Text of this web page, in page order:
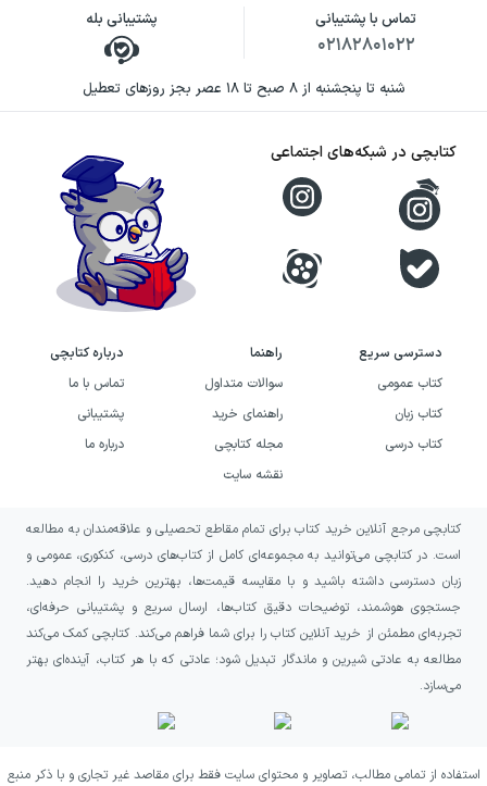
تماس با پشتیبانی
۰۲۱۸۲۸۰۱۰۲۲
پشتیبانی بله
شنبه تا پنجشنبه از ۸ صبح تا ۱۸ عصر بجز روزهای تعطیل
دسترسی سریع
کتاب عمومی
کتاب زبان
کتاب درسی
راهنما
سوالات متداول
راهنمای خرید
مجله کتابچی
نقشه سایت
درباره کتابچی
تماس با ما
پشتیبانی
درباره ما
کتابچی در شبکه‌های اجتماعی
کتابچی مرجع آنلاین خرید کتاب برای تمام مقاطع تحصیلی و علاقه‌مندان به مطالعه
است. در کتابچی می‌توانید به مجموعه‌ای کامل از کتاب‌های درسی، کنکوری، عمومی و
زبان دسترسی داشته باشید و با مقایسه قیمت‌ها، بهترین خرید را انجام دهید.
جستجوی هوشمند، توضیحات دقیق کتاب‌ها، ارسال سریع و پشتیبانی حرفه‌ای،
تجربه‌ای مطمئن از خرید آنلاین کتاب را برای شما فراهم می‌کند. کتابچی کمک می‌کند
مطالعه به عادتی شیرین و ماندگار تبدیل شود؛ عادتی که با هر کتاب، آینده‌ای بهتر
می‌سازد.
استفاده از تمامی مطالب، تصاویر و محتوای سایت فقط برای مقاصد غیر تجاری و با ذکر منبع